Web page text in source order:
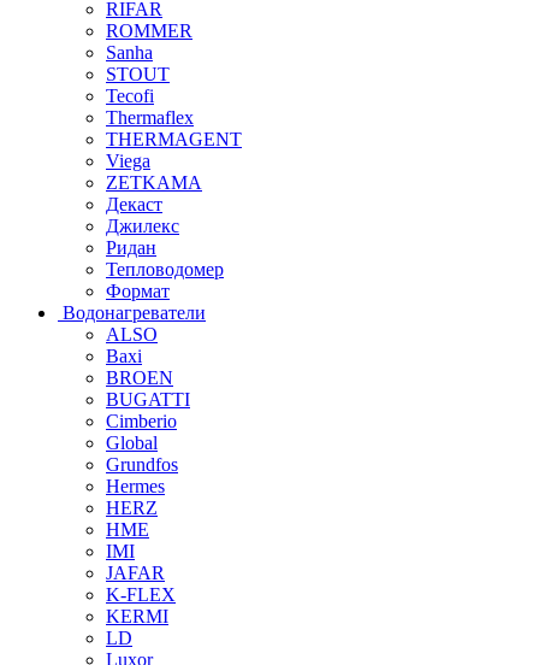
RIFAR
ROMMER
Sanha
STOUT
Tecofi
Thermaflex
THERMAGENT
Viega
ZETKAMA
Декаст
Джилекс
Ридан
Тепловодомер
Формат
Водонагреватели
ALSO
Baxi
BROEN
BUGATTI
Cimberio
Global
Grundfos
Hermes
HERZ
HME
IMI
JAFAR
K-FLEX
KERMI
LD
Luxor